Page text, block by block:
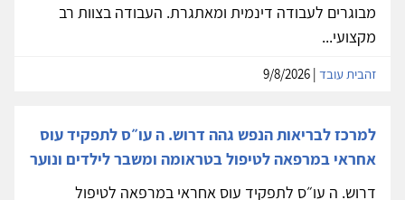
מבוגרים לעבודה דינמית ומאתגרת. העבודה בצוות רב
מקצועי...
זהבית עובד
למרכז לבריאות הנפש גהה דרוש. ה עו״ס לתפקיד עוס
אחראי במרפאה לטיפול בטראומה ומשבר לילדים ונוער
דרוש. ה עו״ס לתפקיד עוס אחראי במרפאה לטיפול